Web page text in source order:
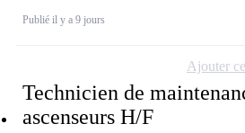
Publié il y a 9 jours
Technicien de
ascenseurs H/F
Ajouter